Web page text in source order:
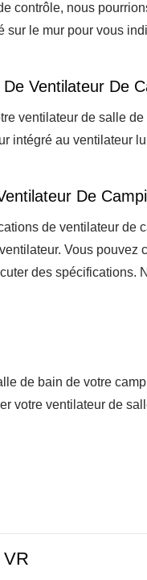
contrôle, nous
le mur pour vous
Ventilateur De
ventilateur de salle
intégré au ventilateur
De
de ventilateur de
Vous
des spécifications.
de bain de votre
votre ventilateur de
VR